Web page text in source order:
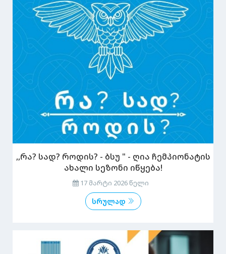
,,რა? სად? როდის? - ბსუ " - ღია ჩემპიონატის
ახალი სეზონი იწყება!
17 მარტი 2026 წელი
სრულად